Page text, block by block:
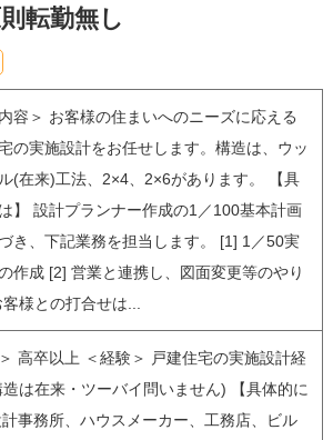
転勤無し
容＞ お客様の住まいへのニーズに応える
の実施設計をお任せします。構造は、ウッ
(在来)工法、2×4、2×6があります。 【具
】 設計プランナー作成の1／100基本計画
き、下記業務を担当します。 [1] 1／50実
作成 [2] 営業と連携し、図面変更等のやり
様との打合せは...
高卒以上 ＜経験＞ 戸建住宅の実施設計経
は在来・ツーバイ問いません) 【具体的に
事務所、ハウスメーカー、工務店、ビル